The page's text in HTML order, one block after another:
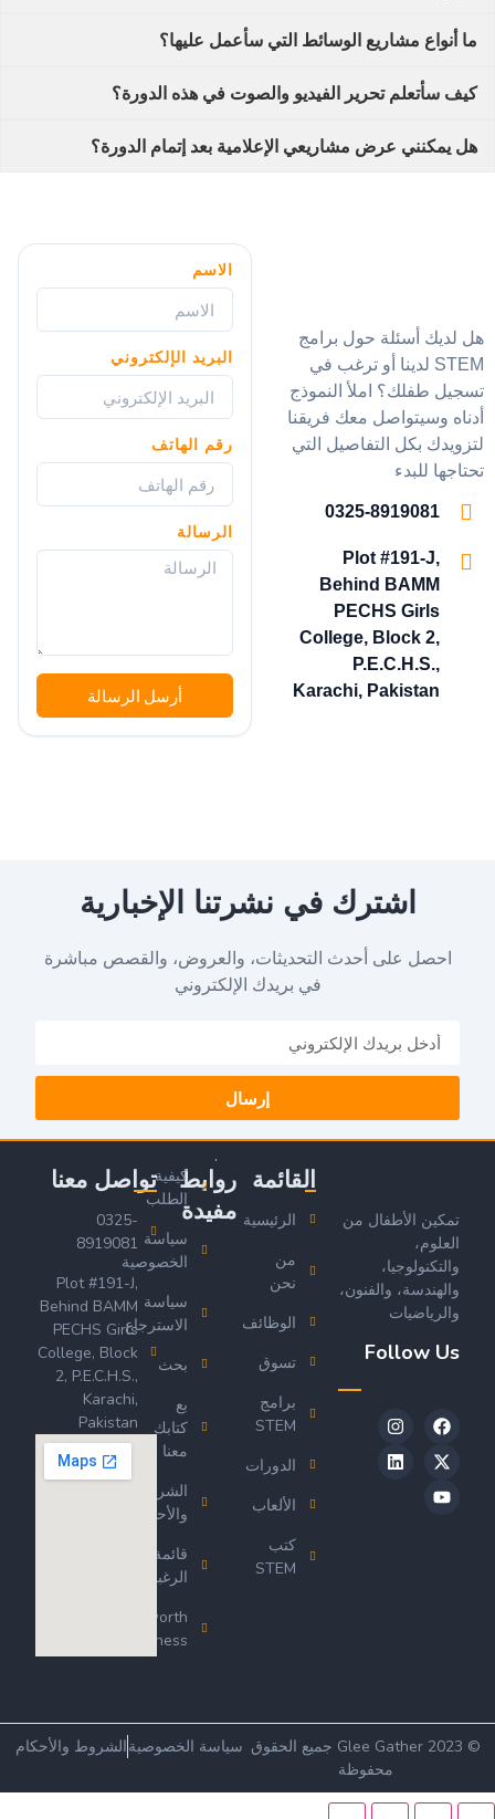
ما أنواع مشاريع الوسائط التي سأعمل عليها؟
كيف سأتعلم تحرير الفيديو والصوت في هذه الدورة؟
هل يمكنني عرض مشاريعي الإعلامية بعد إتمام الدورة؟
هل لديك أسئلة حول برامج
STEM لدينا أو ترغب في
تسجيل طفلك؟ املأ النموذج
أدناه وسيتواصل معك فريقنا
لتزويدك بكل التفاصيل التي
تحتاجها للبدء
0325-8919081
Plot #191-J,
Behind BAMM
PECHS Girls
College, Block 2,
P.E.C.H.S.,
Karachi, Pakistan
الاسم
البريد الإلكتروني
رقم الهاتف
الرسالة
أرسل الرسالة
اشترك في نشرتنا الإخبارية
احصل على أحدث التحديثات، والعروض، والقصص مباشرة
في بريدك الإلكتروني
إرسال
تمكين الأطفال من
العلوم،
والتكنولوجيا،
والهندسة، والفنون،
والرياضيات
Follow Us
القائمة
الرئيسية
من
نحن
الوظائف
تسوق
برامج
STEM
الدورات
الألعاب
كتب
STEM
روابط
مفيدة
كيفية
الطلب
سياسة
الخصوصية
سياسة
الاسترجاع
بحث
بع
كتابك
معنا
الشروط
والأحكام
قائمة
الرغبات
Wordsworth
Business
تواصل معنا
0325-
8919081
Plot #191-J,
Behind BAMM
PECHS Girls
College, Block
2, P.E.C.H.S.,
Karachi,
Pakistan
© 2023 Glee Gather جميع الحقوق
محفوظة
سياسة الخصوصيةالشروط والأحكام